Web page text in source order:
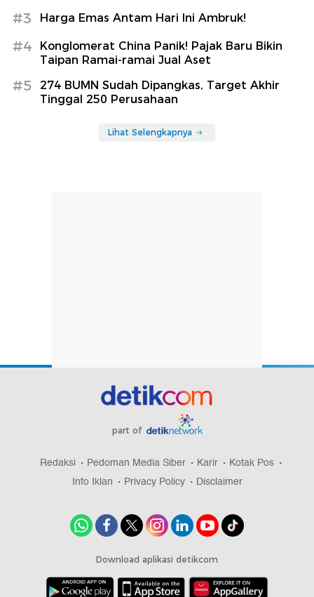
#3 Harga Emas Antam Hari Ini Ambruk!
#4
Konglomerat China Panik! Pajak Baru Bikin
Taipan Ramai-ramai Jual Aset
#5
274 BUMN Sudah Dipangkas, Target Akhir
Tinggal 250 Perusahaan
Lihat Selengkapnya
part of
Redaksi Pedoman Media Siber Karir
Kotak Pos
Info Iklan
Privacy Policy Disclaimer
Download aplikasi detikcom